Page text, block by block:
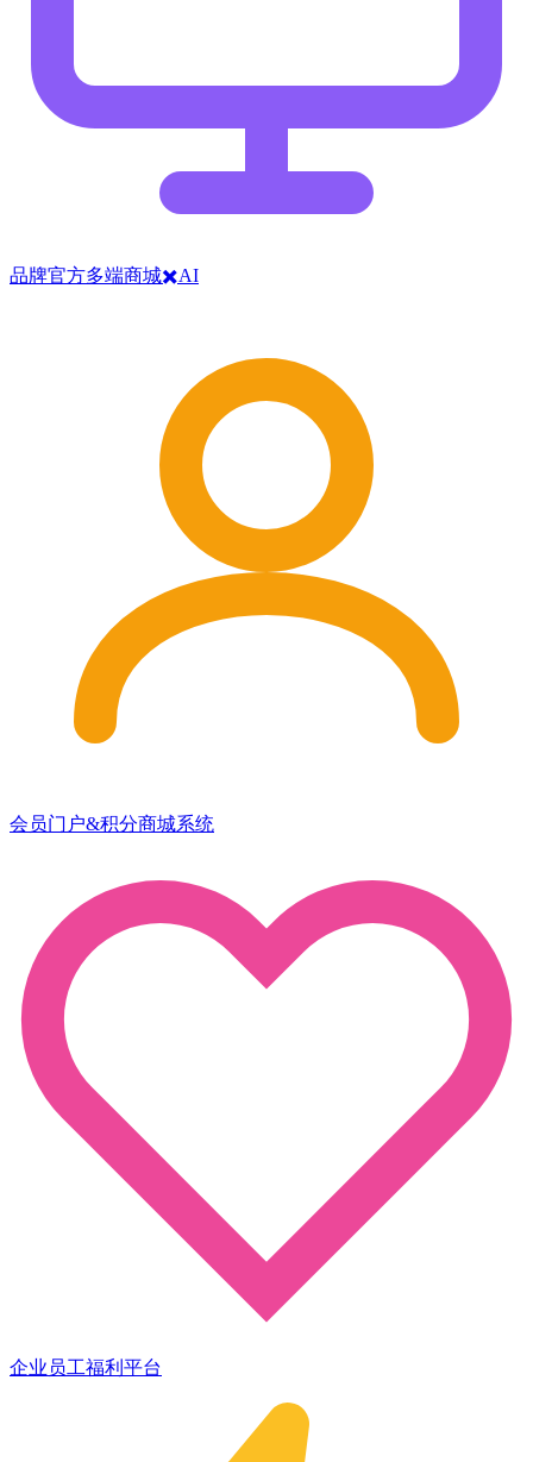
品牌官方多端商城✖️AI
会员门户&积分商城系统
企业员工福利平台